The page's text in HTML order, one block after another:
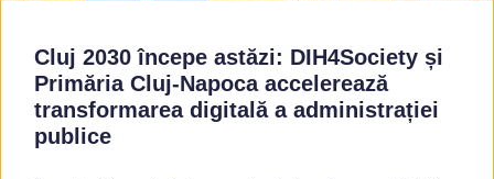
Cluj 2030 începe astăzi: DIH4Society și
Primăria Cluj-Napoca accelerează
transformarea digitală a administrației
publice